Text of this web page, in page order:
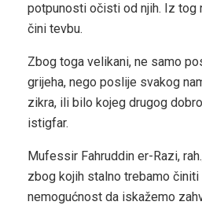
potpunosti očisti od njih. Iz tog
čini tevbu.
Zbog toga velikani, ne samo
grijeha, nego poslije svakog
zikra, ili bilo kojeg drugog
istigfar.
Mufessir Fahruddin er-Razi,
zbog kojih stalno trebamo
nemogućnost da iskažemo